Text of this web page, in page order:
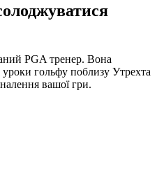
PGA тренер. Вона
гольфу поблизу Утрехта
вашої гри.